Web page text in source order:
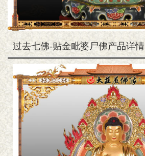
过去七佛-贴金毗婆尸佛产品详情